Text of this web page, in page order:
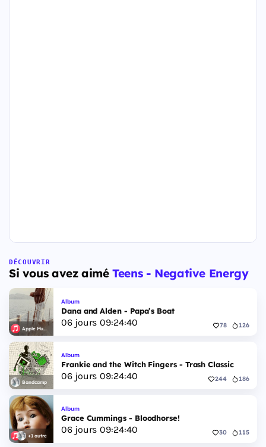
DÉCOUVRIR
Si vous avez aiméTeens - Negative Energy
Apple Music
Album
Dana and Alden - Papa’s Boat
06jours 09:24:39 78 126
Bandcamp
Album
Frankie and the Witch Fingers - Trash Classic
06jours 09:24:39 244 186
+1 autre
Album
Grace Cummings - Bloodhorse!
06jours 09:24:39 30 115